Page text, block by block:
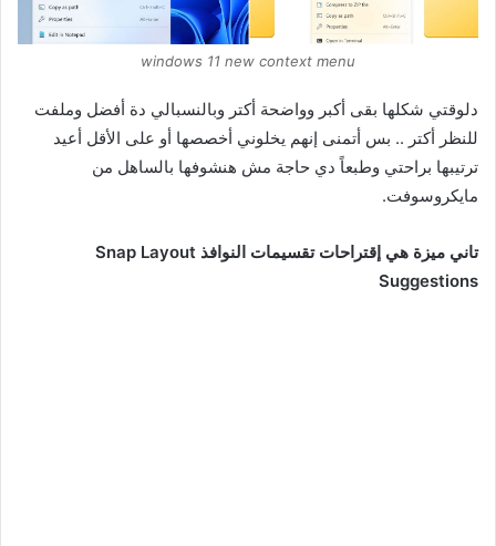
windows 11 new context menu
دلوقتي شكلها بقى أكبر وواضحة أكتر وبالنسبالي دة أفضل وملفت
للنظر أكتر .. بس أتمنى إنهم يخلوني أخصصها أو على الأقل أعيد
ترتيبها براحتي وطبعاً دي حاجة مش هنشوفها بالساهل من
مايكروسوفت.
تاني ميزة هي إقتراحات تقسيمات النوافذ Snap Layout
Suggestions